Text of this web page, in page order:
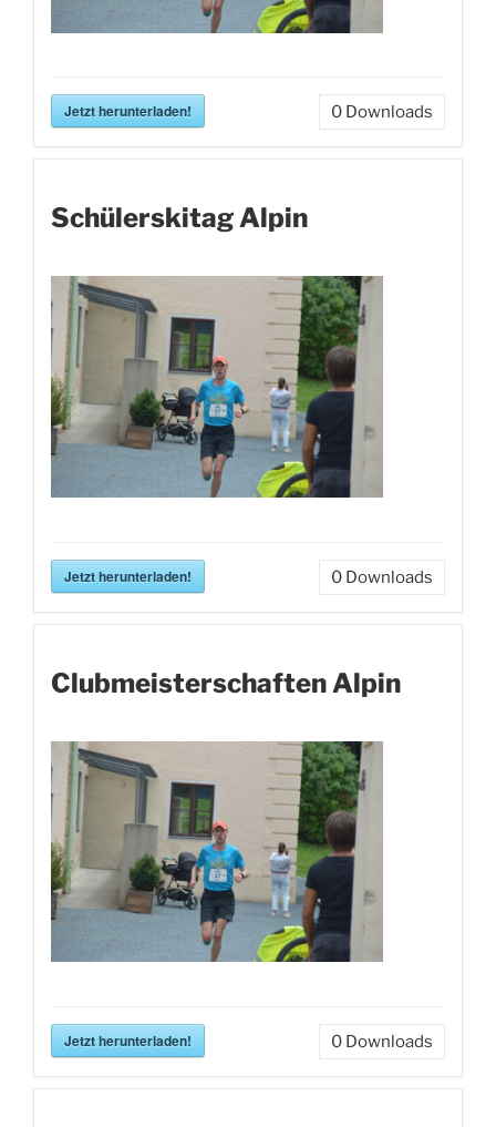
Jetzt herunterladen! 0 Downloads
Schülerskitag Alpin
Jetzt herunterladen! 0 Downloads
Clubmeisterschaften Alpin
Jetzt herunterladen! 0 Downloads